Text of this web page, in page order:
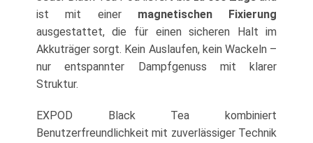
ist mit einer magnetischen Fixierung
ausgestattet, die für einen sicheren Halt im
Akkuträger sorgt. Kein Auslaufen, kein Wackeln –
nur entspannter Dampfgenuss mit klarer
Struktur.
EXPOD Black Tea kombiniert
Benutzerfreundlichkeit mit zuverlässiger Technik